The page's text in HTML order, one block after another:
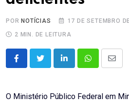
POR NOTÍCIAS
17 DE SETEMBRO
2 MIN. DE LEITURA
LinkedInWhatsappShare
Email
O Ministério Público Federal em